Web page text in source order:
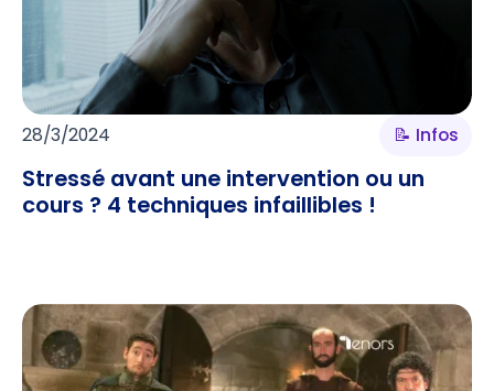
28/3/2024 📝 Infos
Stressé avant une intervention ou un
cours ? 4 techniques infaillibles !